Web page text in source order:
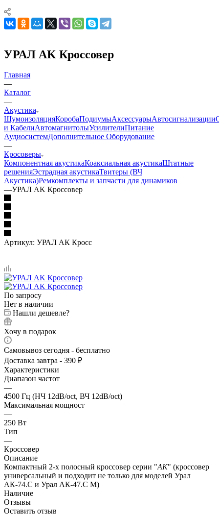
УРАЛ AK Кроссовер
Главная
—
Каталог
—
Акустика
ШумоизоляцияКоробаПодиумыАксессуарыАвтосигнализации
и КабелиАвтомагнитолыУсилителиПитание
АудиосистемДополнительное Оборудование
—
Кросоверы
Компонентная акустикаКоаксиальная акустикаШтатные
решенияЭстрадная акустикаТвитеры (ВЧ
Акустика)Ремкомплекты и запчасти для динамиков
—УРАЛ AK Кроссовер
Артикул: УРАЛ АК Кросс
По запросу
Нет в наличии
Нашли дешевле?
Хочу в подарок
Самовывоз сегодня - бесплатно
Доставка завтра - 390 ₽
Характеристики
Диапазон частот
—
4500 Гц (НЧ 12dB/oct, ВЧ 12dB/oct)
Максимальная мощност
—
250 Вт
Тип
—
Кроссовер
Описание
Компактный 2-х полосный кроссовер серии "АК" (кроссовер
универсальный и подходит не только для моделей Урал
АК-74.С и Урал АК-47.С М)
Наличие
Отзывы
Оставить отзыв